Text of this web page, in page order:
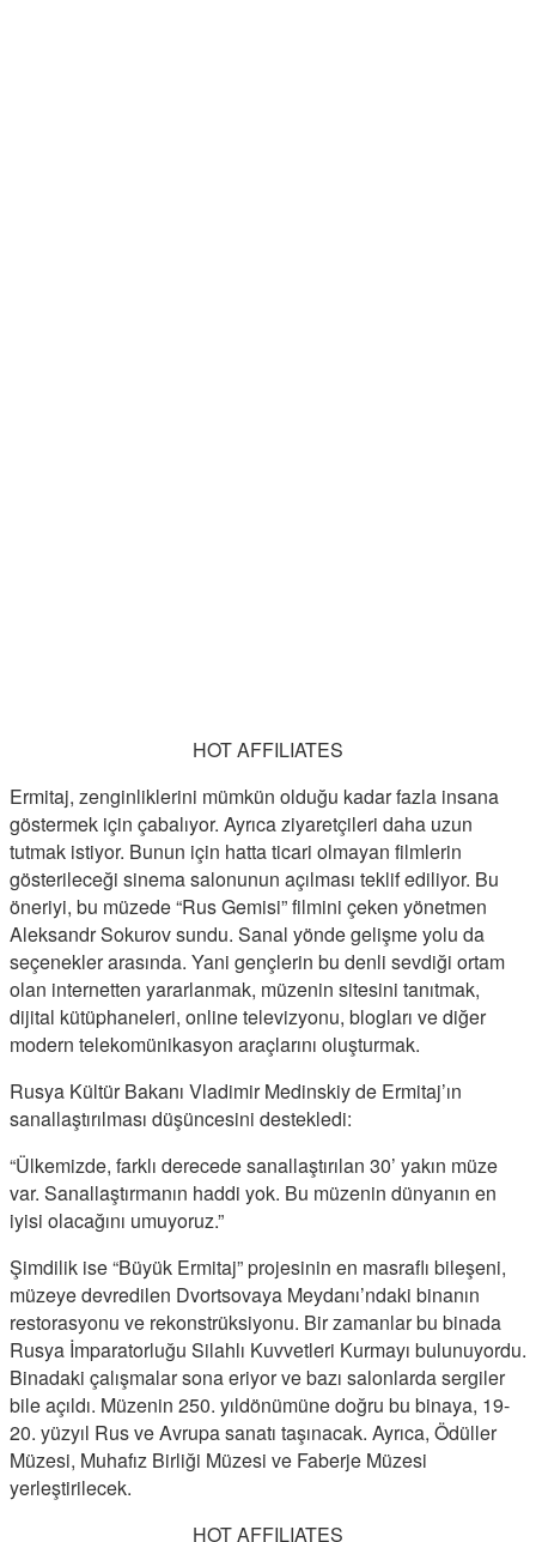
HOT AFFILIATES
Ermitaj, zenginliklerini mümkün olduğu kadar fazla insana
göstermek için çabalıyor. Ayrıca ziyaretçileri daha uzun
tutmak istiyor. Bunun için hatta ticari olmayan filmlerin
gösterileceği sinema salonunun açılması teklif ediliyor. Bu
öneriyi, bu müzede “Rus Gemisi” filmini çeken yönetmen
Aleksandr Sokurov sundu. Sanal yönde gelişme yolu da
seçenekler arasında. Yani gençlerin bu denli sevdiği ortam
olan internetten yararlanmak, müzenin sitesini tanıtmak,
dijital kütüphaneleri, online televizyonu, blogları ve diğer
modern telekomünikasyon araçlarını oluşturmak.
Rusya Kültür Bakanı Vladimir Medinskiy de Ermitaj’ın
sanallaştırılması düşüncesini destekledi:
“Ülkemizde, farklı derecede sanallaştırılan 30’ yakın müze
var. Sanallaştırmanın haddi yok. Bu müzenin dünyanın en
iyisi olacağını umuyoruz.”
Şimdilik ise “Büyük Ermitaj” projesinin en masraflı bileşeni,
müzeye devredilen Dvortsovaya Meydanı’ndaki binanın
restorasyonu ve rekonstrüksiyonu. Bir zamanlar bu binada
Rusya İmparatorluğu Silahlı Kuvvetleri Kurmayı bulunuyordu.
Binadaki çalışmalar sona eriyor ve bazı salonlarda sergiler
bile açıldı. Müzenin 250. yıldönümüne doğru bu binaya, 19-
20. yüzyıl Rus ve Avrupa sanatı taşınacak. Ayrıca, Ödüller
Müzesi, Muhafız Birliği Müzesi ve Faberje Müzesi
yerleştirilecek.
HOT AFFILIATES